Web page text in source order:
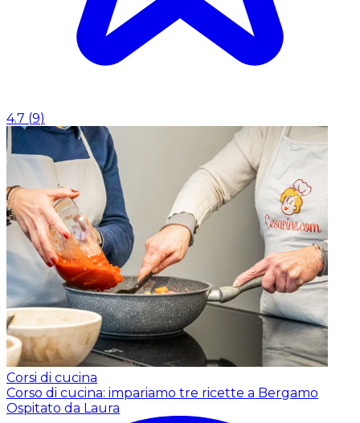
4.7 (9)
Corsi di cucina
Corso di cucina: impariamo tre ricette a Bergamo
Ospitato da Laura